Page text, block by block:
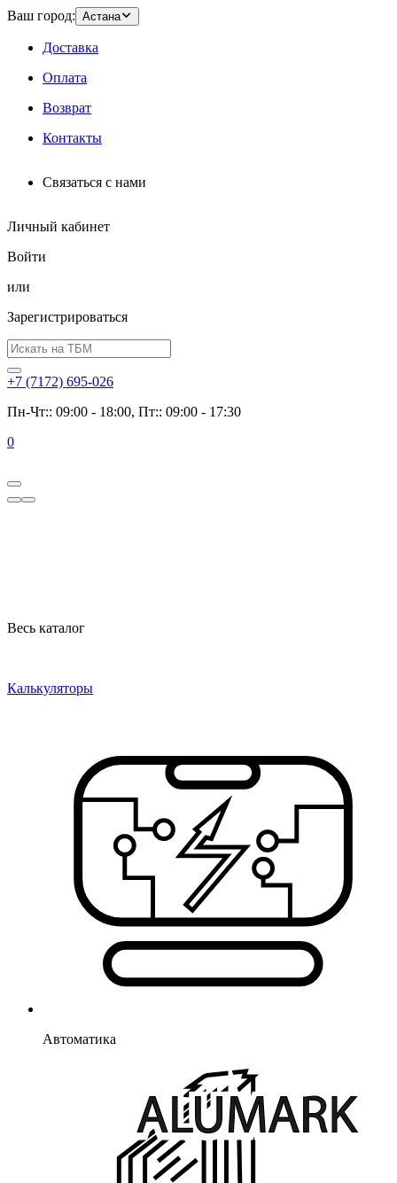
Ваш город: Астана
Доставка
Оплата
Возврат
Контакты
Связаться с нами
Личный кабинет
Войти
или
Зарегистрироваться
+7 (7172) 695-026
Пн-Чт:: 09:00 - 18:00, Пт:: 09:00 - 17:30
0
Весь каталог
Калькуляторы
Автоматика